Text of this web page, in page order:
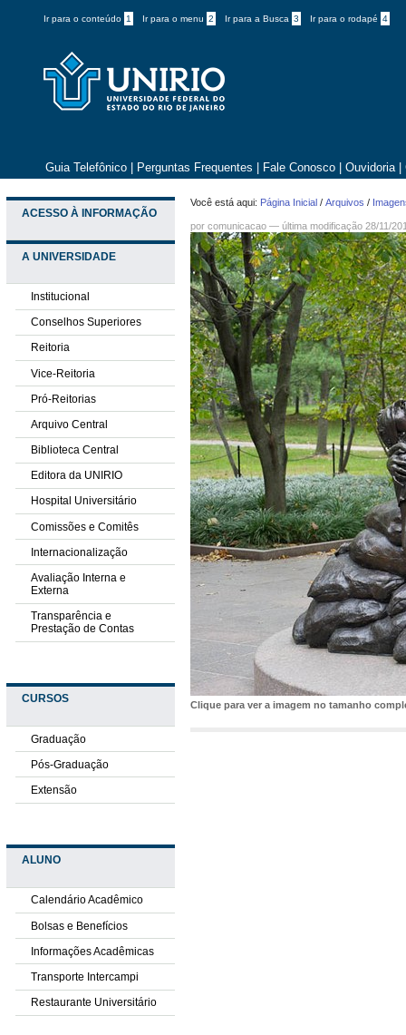
Ir para o conteúdo 1 Ir para o menu 2 Ir para a Busca 3 Ir para o rodapé 4
Guia Telefônico Perguntas Frequentes Fale Conosco Ouvidoria
ACESSO À INFORMAÇÃO
A UNIVERSIDADE
Institucional
Conselhos Superiores
Reitoria
Vice-Reitoria
Pró-Reitorias
Arquivo Central
Biblioteca Central
Editora da UNIRIO
Hospital Universitário
Comissões e Comitês
Internacionalização
Avaliação Interna e
Externa
Transparência e
Prestação de Contas
CURSOS
Graduação
Pós-Graduação
Extensão
ALUNO
Calendário Acadêmico
Bolsas e Benefícios
Informações Acadêmicas
Transporte Intercampi
Restaurante Universitário
Você está aqui: Página Inicial /Arquivos /
por comunicacao —última modificação 28/11/
Clique para ver a imagem no tamanho